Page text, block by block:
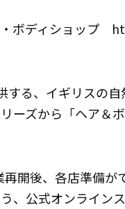
ボディショップ
する、イギリスの
ーズから「ヘア＆
開後、各店準備が
、公式オンライン